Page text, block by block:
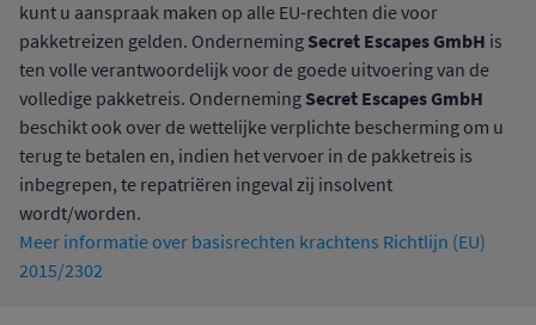
kunt u aanspraak maken op alle EU-rechten die voor
pakketreizen gelden. Onderneming Secret Escapes GmbH is
ten volle verantwoordelijk voor de goede uitvoering van de
volledige pakketreis. Onderneming Secret Escapes GmbH
beschikt ook over de wettelijke verplichte bescherming om u
terug te betalen en, indien het vervoer in de pakketreis is
inbegrepen, te repatriëren ingeval zij insolvent
wordt/worden.
Meer informatie over basisrechten krachtens Richtlijn (EU)
2015/2302